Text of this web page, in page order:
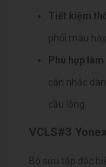
Tiết kiệm
phối màu
Phù hợp làm
cân nhắc
cầu lông.
VCLS#3
Bộ sưu tập đặc